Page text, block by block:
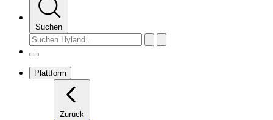
Suchen
Plattform
Zurück